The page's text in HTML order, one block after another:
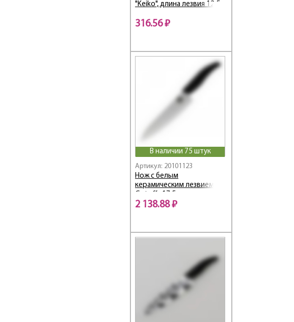
"Keiko", длина лезвия 12,5
316.56 ₽
В наличии 75 штук
Артикул: 20101123
Нож с белым
керамическим лезвием
2 138.88 ₽